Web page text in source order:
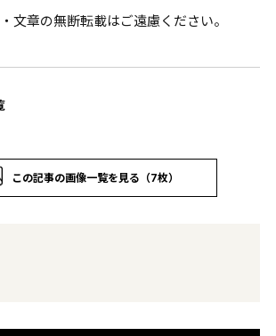
文章の無断転載はご遠慮ください。
この記事の画像一覧を見る（7枚）